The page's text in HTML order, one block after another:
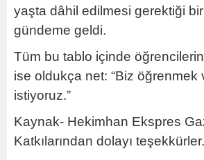
yaşta dâhil edilmesi gerektiği
gündeme geldi.
Tüm bu tablo içinde
ise oldukça net: “Biz öğrenmek
istiyoruz.”
Kaynak- Hekimhan Ekspres
Katkılarından dolayı teşekkürler.